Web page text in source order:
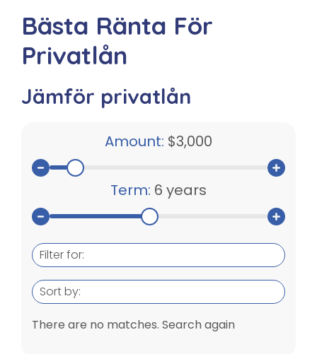
Bästa Ränta För
Privatlån
Jämför privatlån
Amount: $3,000
Term: 6 years
Filter for:
Sort by:
There are no matches. Search again